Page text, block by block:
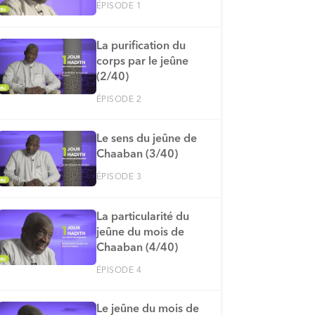
ÉPISODE 1
La purification du
corps par le jeûne
(2/40)
ÉPISODE 2
Le sens du jeûne de
Chaaban (3/40)
ÉPISODE 3
La particularité du
jeûne du mois de
Chaaban (4/40)
ÉPISODE 4
Le jeûne du mois de